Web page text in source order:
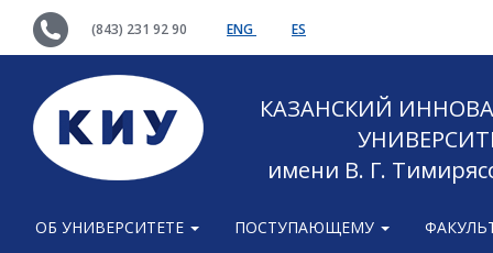
(843) 231 92 90 ENG ES
КАЗАНСКИЙ
имени В. Г.
ОБ УНИВЕРСИТЕТЕ ПОСТУПАЮЩЕМУ